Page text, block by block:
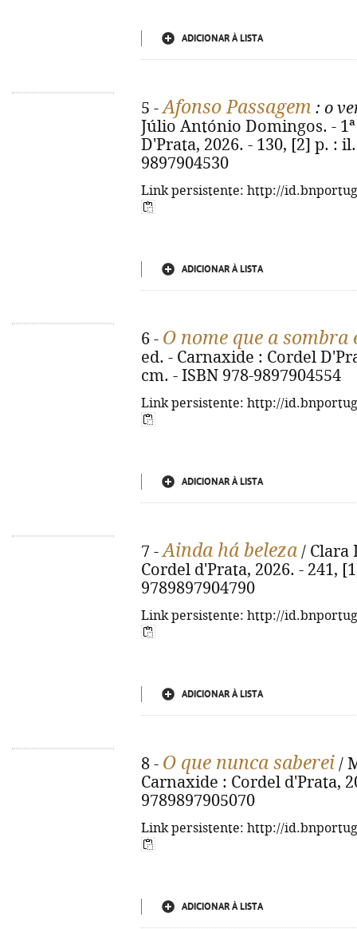
ADICIONAR À LISTA
5 -Afonso Passagem : o
Júlio António Domingos. -
D'Prata, 2026. - 130, [2] p. :
9897904530
Link persistente: http://
ADICIONAR À LISTA
6 - O nome que a sombra
ed. - Carnaxide : Cordel
cm. - ISBN 978-9897904554
Link persistente: http://
ADICIONAR À LISTA
7 -Ainda há beleza / Clara
Cordel d'Prata, 2026. - 241,
9789897904790
Link persistente: http://
ADICIONAR À LISTA
8 - O que nunca saberei /
Carnaxide : Cordel d'Prata,
9789897905070
Link persistente: http://
ADICIONAR À LISTA